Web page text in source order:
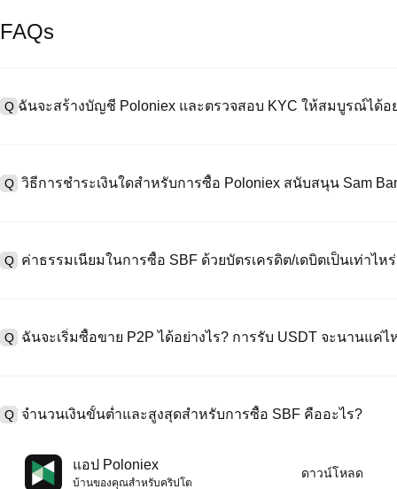
FAQs
Q ฉันจะสร้างบัญชี Poloniex และตรวจสอบ KYC ให้สมบูรณ์ได้อ
"ความปลอดภัย" อัปโหลดเอกสาร Id ที่ถูกต้องของคุณ และถ่ายเซลฟี่เ
Q วิธีการชำระเงินใดสำหรับการซื้อ Poloniex สนับสนุน Sam
ซื้อขาย OTC สำหรับธุรกรรมขนาดใหญ่เกิน 100,000 USD พร้อมใบเสนอ
Q ค่าธรรมเนียมในการซื้อ SBF ด้วยบัตรเครดิต/เดบิตเป็นเท่าไห
การซื้อขายแบบสปอตมาตรฐาน (ต่ำถึง 0.05%) ใช้กับการซื้อขาย SBF/
Q ฉันจะเริ่มซื้อขาย P2P ได้อย่างไร? การรับ USDT จะนานแค่ไ
กับวิธีการชำระเงินและเวลาตอบสนองของผู้ขาย
Q จำนวนเงินขั้นต่ำและสูงสุดสำหรับการซื้อ SBF คืออะไร?
ขีดจำกัดขั้นต่ำและสูงสุดแตกต่างกันขึ้นอยู่กับวิธีการซื้อและระดับการ
ดอลลาร์โดยสูงสุดขึ้นอยู่กับผู้ให้บริการ ผู้ขาย P2P ส่วนใหญ่มีข้อกำหนดก
แอป Poloniex
บ้านของคุณสําหรับคริปโต
ดาวน์โหลด